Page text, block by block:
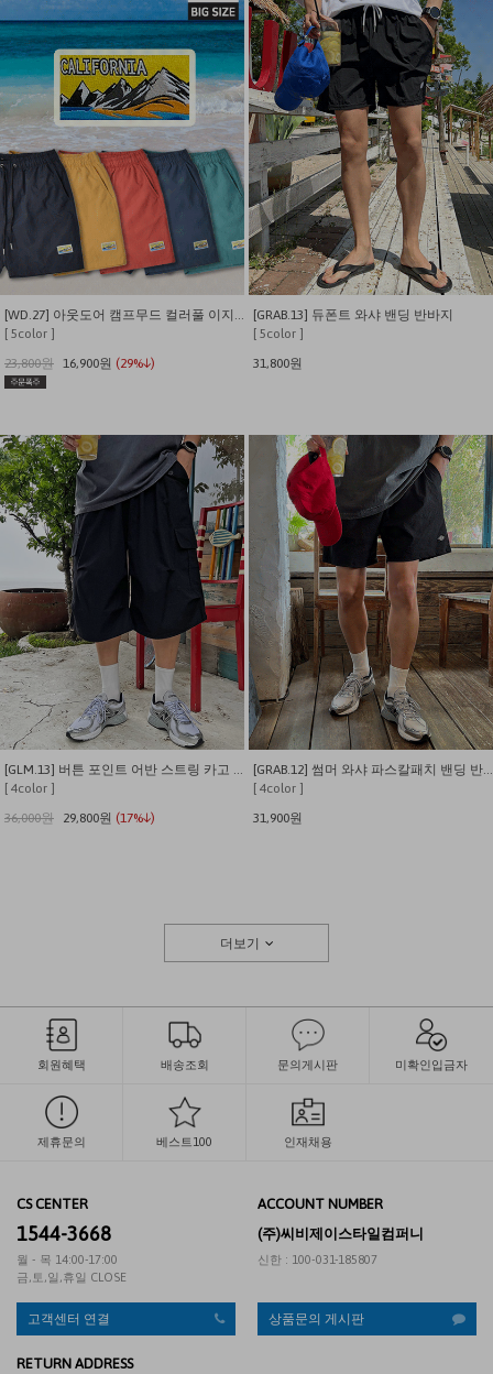
[WD.27] 아웃도어 캠프무드 컬러풀 이지 쇼츠
[ 5color ]
23,800원 16,900원 (29%↓)
[GRAB.13] 듀폰트 와샤 밴딩 반바지
[ 5color ]
31,800원
[GLM.13] 버튼 포인트 어반 스트링 카고 와이드 반바지
[ 4color ]
36,000원
29,800원 (17%↓)
[GRAB.12] 썸머 와샤 파스칼패치 밴딩 반바지
[ 4color ]
31,900원
더보기
회원혜택 배송조회 문의게시판 미확인입금자
제휴문의 베스트100 인재채용
CS CENTER
1544-3668
월 - 목 14:00-17:00
금,토,일,휴일 CLOSE
ACCOUNT NUMBER
(주)씨비제이스타일컴퍼니
신한 : 100-031-185807
고객센터 연결 상품문의 게시판
RETURN ADDRESS